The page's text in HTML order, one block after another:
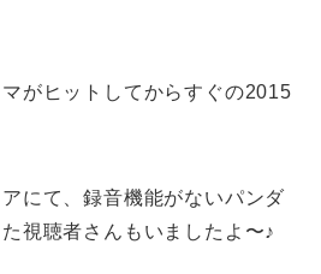
がヒットしてからすぐの2015
にて、録音機能がないパンダ
視聴者さんもいましたよ〜♪